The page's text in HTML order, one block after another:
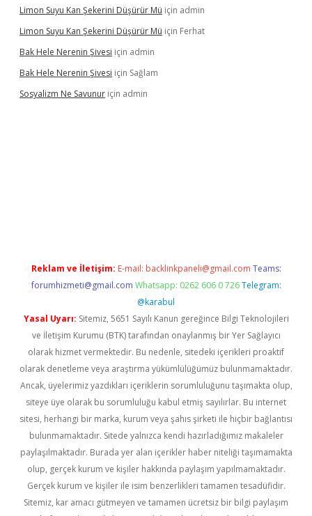
Limon Suyu Kan Şekerini Düşürür Mü için admin
Limon Suyu Kan Şekerini Düşürür Mü için Ferhat
Bak Hele Nerenin Şivesi için admin
Bak Hele Nerenin Şivesi için Sağlam
Sosyalizm Ne Savunur için admin
Reklam ve İletişim: E-mail: backlinkpaneli@gmail.com Teams:
forumhizmeti@gmail.com Whatsapp: 0262 606 0 726 Telegram:
@karabul
Yasal Uyarı: Sitemiz, 5651 Sayılı Kanun gereğince Bilgi Teknolojileri
ve İletişim Kurumu (BTK) tarafından onaylanmış bir Yer Sağlayıcı
olarak hizmet vermektedir. Bu nedenle, sitedeki içerikleri proaktif
olarak denetleme veya araştırma yükümlülüğümüz bulunmamaktadır.
Ancak, üyelerimiz yazdıkları içeriklerin sorumluluğunu taşımakta olup,
siteye üye olarak bu sorumluluğu kabul etmiş sayılırlar. Bu internet
sitesi, herhangi bir marka, kurum veya şahıs şirketi ile hiçbir bağlantısı
bulunmamaktadır. Sitede yalnızca kendi hazırladığımız makaleler
paylaşılmaktadır. Burada yer alan içerikler haber niteliği taşımamakta
olup, gerçek kurum ve kişiler hakkında paylaşım yapılmamaktadır.
Gerçek kurum ve kişiler ile isim benzerlikleri tamamen tesadüfidir.
Sitemiz, kar amacı gütmeyen ve tamamen ücretsiz bir bilgi paylaşım